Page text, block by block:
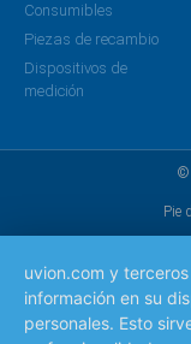
Consumibles
Piezas de recambio
Dispositivos de
medición
©
Pie
uvion.com y
información en su
personales. Esto